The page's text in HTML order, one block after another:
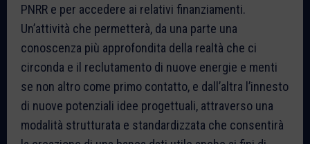
PNRR e per accedere ai relativi finanziamenti.
Un’attività che permetterà, da una parte una
conoscenza più approfondita della realtà che ci
circonda e il reclutamento di nuove energie e menti
se non altro come primo contatto, e dall’altra l’innesto
di nuove potenziali idee progettuali, attraverso una
modalità strutturata e standardizzata che consentirà